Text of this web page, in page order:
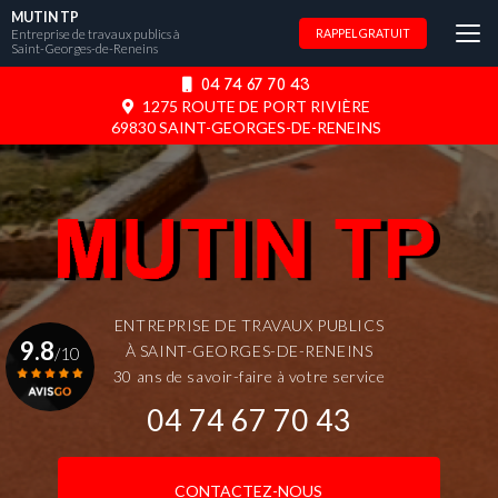
Aller
au
contenu
04 74 67 70 43
1275 ROUTE DE PORT RIVIÈRE
69830 SAINT-GEORGES-DE-RENEINS
MUTIN TP
Entreprise de travaux publics à
Saint-Georges-de-Reneins
RAPPEL GRATUIT
ENTREPRISE DE TRAVAUX PUBLICS
À SAINT-GEORGES-DE-RENEINS
30 ans de savoir-faire à votre service
04 74 67 70 43
CONTACTEZ-NOUS
9.8/10